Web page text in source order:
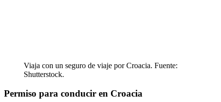
Viaja con un seguro de viaje por Croacia. Fuente:
Shutterstock.
Permiso para conducir en Croacia